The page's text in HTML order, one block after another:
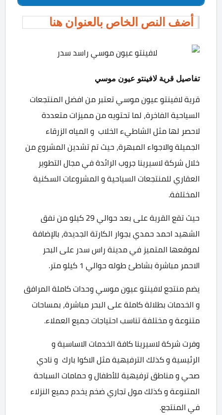
أضف النص الخاص بالعنوان هنا
تفاصيل قرية لافينتو عيون موسي
قرية لافينتو عيون موسي تعتبر من افضل المنتجعات
السياحية الفاخرة، لما تحتويه من مميزات متعددة
لاحصر لها مثل الشاطيء الخلاب و المياه الزرقاء
الجميلة والاجواء المبهرة، حيث تم تشدين المشروع من
خلال شركة لاسيرينا جروب الرائدة في مجال التطوير
العقاري للمنتجعات السياحية و المشروعات السكنية
المختلفة.
حيث تقع القرية على بعد حوالي 29 كيلو من نفق
الشهيد احمد حمدي بجوار الكارتة الجديدة، بالإضافة
لموقعها المتميز في مدينة راس سدر على البحر
الاحمر مباشرة بشاطئ طوله حوالي 1 كيلو متر.
يضم منتجع لافينتو عيون موسي وحدات كاملة المرافق
و الخدمات بطلالة كاملة على البحر مباشرة، بمساحات
متنوعة و مختلفة تناسب احتياجات جميع العملاء.
وفرت شركة لاسيرينا كافة الخدمات الاساسية و
الرئيسية و كذلك الترفيهية مثل الاكوا بارك و نادي
صحي و مناطق ترفيهية للأطفال و حمامات السباحة
المتنوعة و كذلك مول تجاري ضخم يخدم جميع النزلاء
في المنتجع.